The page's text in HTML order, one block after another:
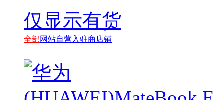
仅显示有货
全部网站自营入驻商店铺